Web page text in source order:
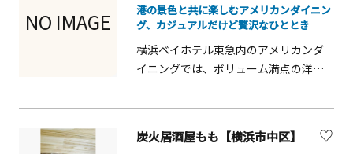
NO IMAGE
港の景色と共に楽しむアメリカンダイニン
グ、カジュアルだけど贅沢なひととき
横浜ベイホテル東急内のアメリカンダ
イニングでは、ボリューム満点の洋食
す。ランチやディナーはもちろん、軽
との観光利用にも最適です。開放感あ
炭火居酒屋もも【横浜市中区】